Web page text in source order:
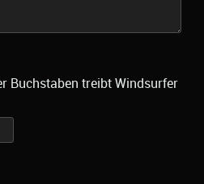
Buchstaben treibt Windsurfer